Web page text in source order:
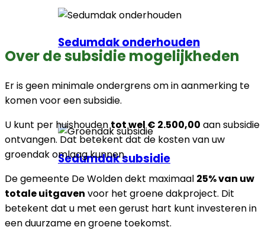
Sedumdak onderhouden
Sedumdak subsidie
Over de subsidie mogelijkheden
Er is geen minimale ondergrens om in aanmerking te
komen voor een subsidie.
U kunt per huishoudentot wel € 2.500,00 aan subsidie
ontvangen. Dat betekent dat de kosten van uw
groendak omlaag kunnen.
De gemeente De Wolden dekt maximaal 25% van uw
totale uitgaven voor het groene dakproject. Dit
betekent dat u met een gerust hart kunt investeren in
een duurzame en groene toekomst.